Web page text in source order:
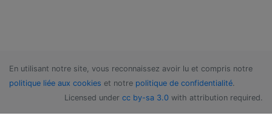
En utilisant notre site, vous reconnaissez avoir lu et compris notre
politique liée aux cookies et notre politique de confidentialité.
Licensed under cc by-sa 3.0 with attribution required.